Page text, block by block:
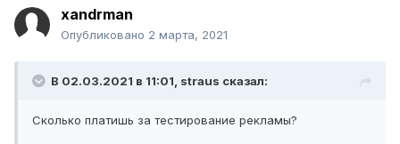
xandrman
Опубликовано 2 марта, 2021
В 02.03.2021 в 11:01, straus сказал:
Сколько платишь за тестирование рекламы?